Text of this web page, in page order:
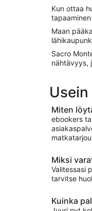
Kun ottaa
Maan
Sacro
nähtävyys,
Miten
ebookers
Miksi
Valitessasi
tarvitse
Kuinka